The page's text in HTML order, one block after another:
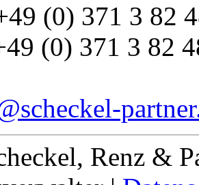
(0) 371 3 82
(0) 371 3 82
Renz &